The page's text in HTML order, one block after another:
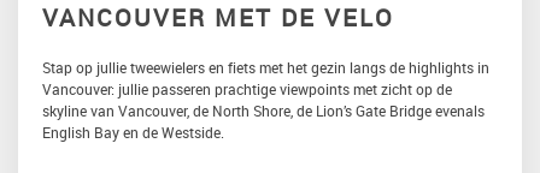
VANCOUVER MET DE VELO
Stap op jullie tweewielers en fiets met het gezin langs de highlights in
Vancouver: jullie passeren prachtige viewpoints met zicht op de
skyline van Vancouver, de North Shore, de Lion’s Gate Bridge evenals
English Bay en de Westside.